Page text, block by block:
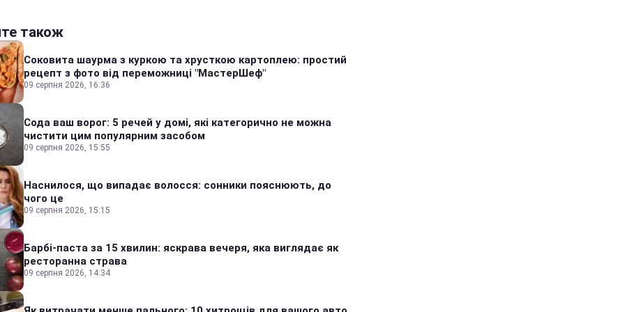
також
Соковита шаурма з куркою та хрусткою картоплею: простий
рецепт з фото від переможниці "МастерШеф"
09 серпня 2026, 16:36
Сода ваш ворог: 5 речей у домі, які категорично не можна
чистити цим популярним засобом
09 серпня 2026, 15:55
Наснилося, що випадає волосся: сонники пояснюють, до
чого це
09 серпня 2026, 15:15
Барбі-паста за 15 хвилин: яскрава вечеря, яка виглядає як
ресторанна страва
09 серпня 2026, 14:34